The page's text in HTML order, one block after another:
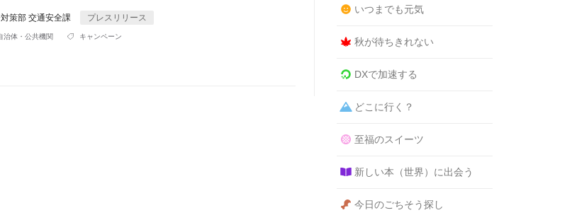
策部 交通安全課 プレスリリース
治体・公共機関 キャンペーン
いつまでも元気
秋が待ちきれない
DXで加速する
どこに行く？
至福のスイーツ
新しい本（世界）に出会う
今日のごちそう探し